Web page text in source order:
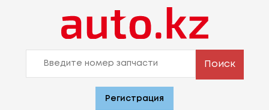
Поиск
Регистрация